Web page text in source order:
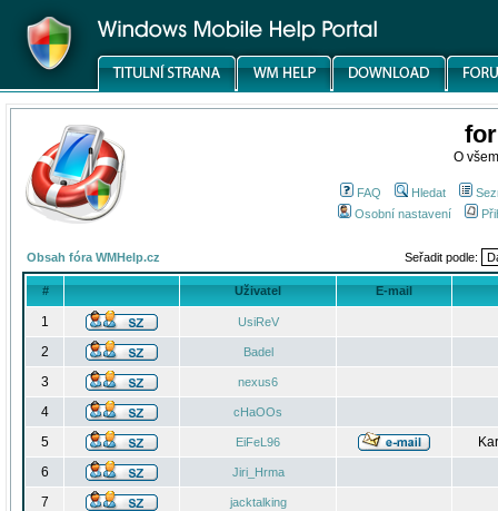
O
FAQ Hledat
Osobní nastavení
Obsah fóra WMHelp.cz Seřadit podle:
# Uživatel E-mail
1 UsiReV
2 Badel
3 nexus6
4 cHaOOs
5 EiFeL96
6
Jiri_Hrma
7 jacktalking